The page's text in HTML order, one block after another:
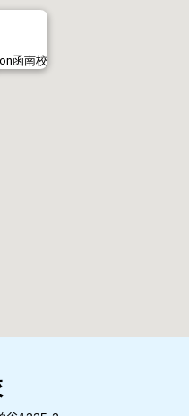
函南校